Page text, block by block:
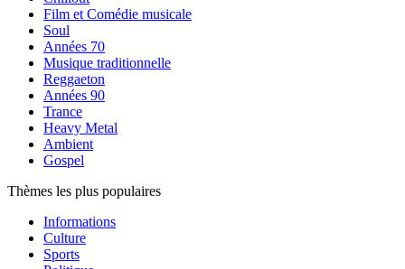
Film et Comédie musicale
Soul
Années 70
Musique traditionnelle
Reggaeton
Années 90
Trance
Heavy Metal
Ambient
Gospel
Thèmes les plus populaires
Informations
Culture
Sports